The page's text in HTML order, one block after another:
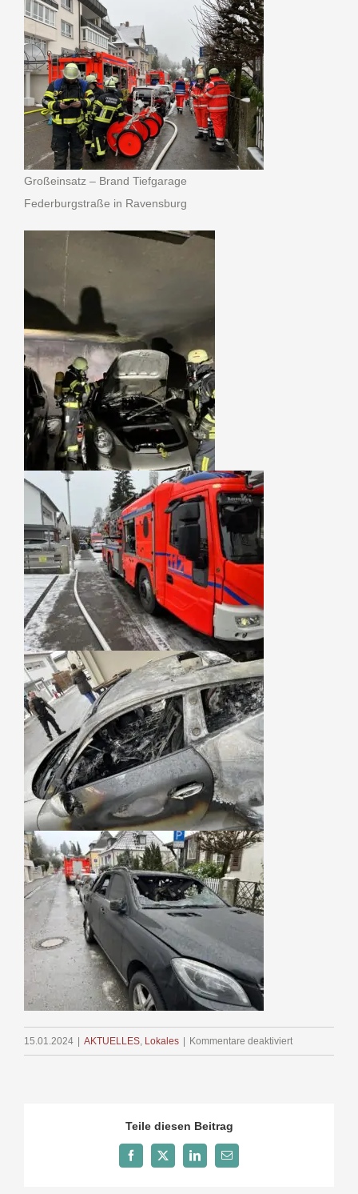
Großeinsatz – Brand Tiefgarage
Federburgstraße in Ravensburg
15.01.2024 | AKTUELLES, Lokales | Kommentare deaktiviertfür
Großeinsatz
Teile diesen Beitrag
Facebook
X LinkedIn
E-